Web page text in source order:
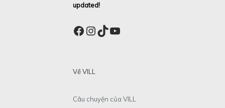
updated!
Facebook
Instagram
TikTok
YouTube
Về VILL
Câu chuyện của VILL